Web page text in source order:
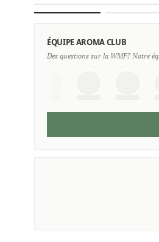
ÉQUIPE AROMA CLUB
Des questions sur la WMF? Notre